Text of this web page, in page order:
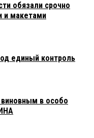
обязали срочно
и макетами
единый контроль
в особо